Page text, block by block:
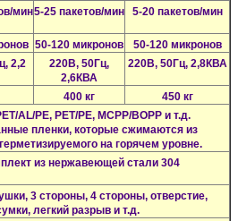
мин5-25 пакетов/мин 5-20 пакетов/мин
50-120 микронов
50-120 микронов
2,2
220В, 50Гц,
2,6КВА
220В, 50Гц, 2,8КВА
400 кг
450 кг
AL/PE, PET/PE, MCPP/BOPP и т.д.
пленки, которые сжимаются из
на горячем уровне.
из нержавеющей стали 304
3 стороны, 4 стороны, отверстие,
легкий разрыв и т.д.